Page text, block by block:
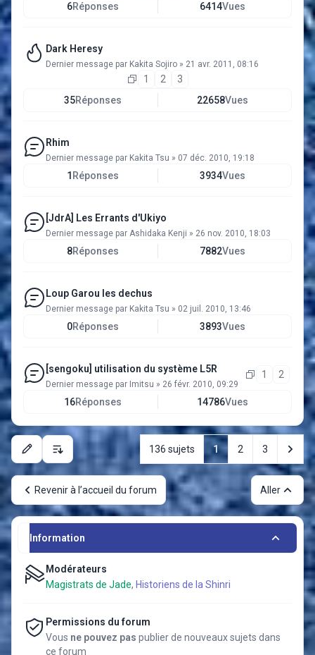
6Réponses 6414Vues
Dark Heresy
Dernier message par Kakita Sojiro » 21 avr. 2011, 08:16
1 2
3
35Réponses 22658Vues
Rhim
Dernier message par Kakita Tsu » 07 déc. 2010, 19:18
1 Réponses 3934Vues
[JdrA] Les Errants d'Ukiyo
Dernier message par Ashidaka Kenji » 26 nov. 2010, 18:03
8Réponses 7882Vues
Loup Garou les dechus
Dernier message par Kakita Tsu » 02 juil. 2010, 13:46
0Réponses 3893Vues
[sengoku] utilisation du système L5R
Dernier message par Imitsu » 26 févr. 2010, 09:29
1 2
16Réponses 14786Vues
Options d’affichage et de tri
136 sujets 1 2 3
Revenir à l’accueil du forum Aller
Information
Modérateurs
Magistrats de Jade, Historiens de la Shinri
Permissions du forum
Vous ne pouvez pas publier de nouveaux sujets dans
ce forum